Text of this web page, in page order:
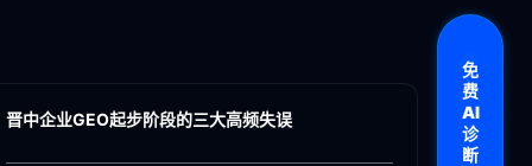
晋中企业GEO起步阶段的三大高频失误
免
费
AI
诊
断